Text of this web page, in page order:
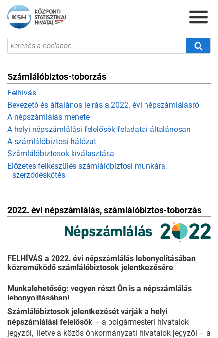
Számlálóbiztos-toborzás
Felhívás
Bevezető és általános leírás a 2022. évi népszámlálásról
A népszámlálás menete
A helyi népszámlálási felelősök feladatai általánosan
A számlálóbiztosi hálózat
Számlálóbiztosok kiválasztása
Előzetes felkészülés számlálóbiztosi munkára,
szerződéskötés
2022. évi népszámlálás, számlálóbiztos-toborzás
FELHÍVÁS a 2022. évi népszámlálás lebonyolításában
közreműködő számlálóbiztosok jelentkezésére
Munkalehetőség: vegyen részt Ön is a népszámlálás
lebonyolításában!
Számlálóbiztosok jelentkezését várják a helyi
népszámlálási felelősök – a polgármesteri hivatalok
jegyzői, illetve a közös önkormányzati hivatalok jegyzői – a